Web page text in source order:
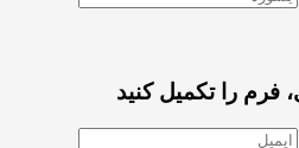
فرم را تکمیل کنید